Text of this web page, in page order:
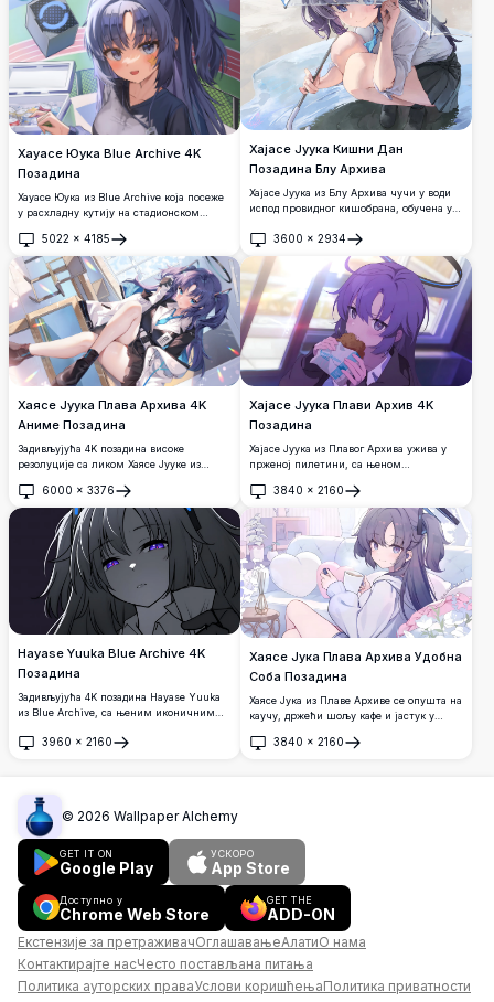
Хаyасе Юука Blue Archive 4K
Позадина
Хаyасе Юука из Blue Archive која посеже
у расхладну кутију на стадионском
ореолу, плавосиву косу и звездасту
ознаку на лицу. Аниме уметност високе
резолуције савршена за позадину радне
површине.
5022 × 4185
Отвори
Хајасе Јуука Кишни Дан
Позадина Блу Архива
Хајасе Јуука из Блу Архива чучи у води
испод провидног кишобрана, обучена у
високе резолуције 4К са задивљујућим
детаљима и прелепом кишном
атмосфером.
3600 × 2934
Отвори
Хаясе Јуука Плава Архива 4K
Аниме Позадина
Задивљујућа 4K позадина високе
резолуције са ликом Хаясе Јууке из
препознатљивом љубичастом косом,
плавим очима и белом јакном,
грациозно позирајући у осунчаној
учионици са сјајним светлосним
ефектима.
6000 × 3376
Отвори
Хајасе Јуука Плави Архив 4K
Позадина
Хајасе Јуука из Плавог Архива ужива у
пржeној пилетини, са њеном
ореолом. Задивљујућа 4K аниме
позадина високе резолуције са топлим
кинематографским осветљењем и
детаљном уметношћу.
3840 × 2160
Отвори
Hayase Yuuka Blue Archive 4K
Позадина
Задивљујућа 4K позадина Hayase Yuuka
из Blue Archive, са њеним иконичним
мрачном естетиком. Аниме уметност у
3960 × 2160
Отвори
Хаясе Јука Плава Архива Удобна
Соба Позадина
Хаясе Јука из Плаве Архиве се опушта на
каучу, држећи шољу кафе и јастук у
пастелним тоновима у 4K резолуцији са
3840 × 2160
Отвори
© 2026 Wallpaper Alchemy
GET IT ON
Google Play
УСКОРО
App Store
Доступно у
Chrome Web Store
GET THE
ADD-ON
Екстензије за претраживачОглашавањеАлатиО нама
Контактирајте насЧесто постављана питања
Политика ауторских праваУслови коришћењаПолитика приватности